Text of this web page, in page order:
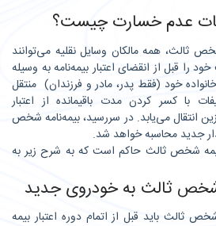
عدم خسارت چیست؟
ثالث، همه مالکان وسایل نقلیه می‌توانند
قبل از انقضای اعتبار بیمه‌نامه به وسیله
خود (فقط پدر، مادر و فرزندان) منتقل
با کسر کردن مدت باقیمانده از اعتبار
بیمه وسیله نقلیه اول به جایگزین انتقال می‌یابد. در سررسید، بیمه‎‌نامه شخص
جدید محاسبه خواهد شد.
بیمه شخص ثالث حاکم است که به شرح زیر به
شخص ثالث به خودروی جدید
ثالث باید قبل از اتمام دوره اعتبار بیمه